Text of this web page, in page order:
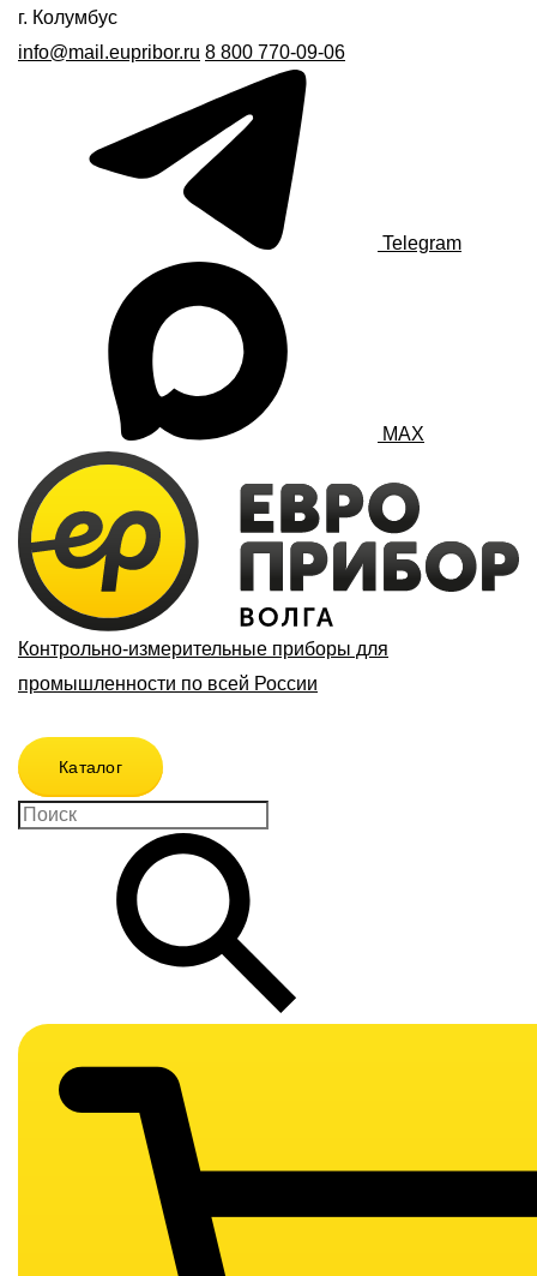
г. Колумбус
info@mail.eupribor.ru 8 800 770-09-06
Telegram
MAX
Контрольно-измерительные приборы для
промышленности по всей России
Каталог